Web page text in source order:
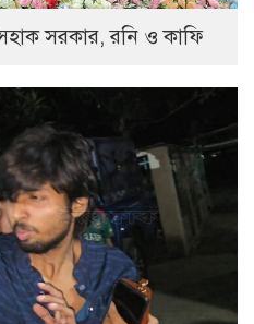
সরকার, রনি ও কাফি